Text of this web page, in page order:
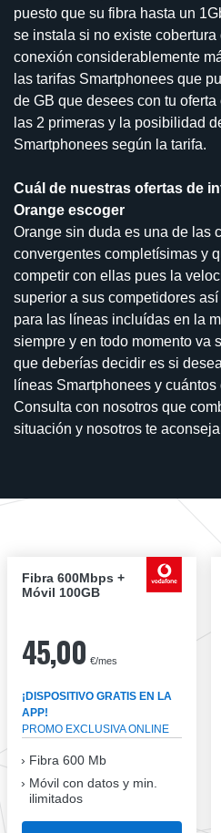
puesto que su fibra hasta un
se instala si no existe cobertura
conexión considerablemente
las tarifas Smartphonees que
de GB que desees con tu
las 2 primeras y la posibilidad
Smartphonees según la tarifa.
Cuál de nuestras ofertas de
Orange escoger
Orange sin duda es una de las
convergentes completísimas y
competir con ellas pues la
superior a sus competidores
para las líneas incluídas en la
siempre y en todo momento va
que deberías decidir es si
líneas Smartphonees y
Consulta con nosotros que
situación y nosotros te
Fibra 600Mbps +
Móvil 100GB
45,00 €/mes
¡DISPOSITIVO GRATIS EN LA
APP!
PROMO EXCLUSIVA ONLINE
Fibra 600 Mb
Móvil con datos y min.
ilimitados